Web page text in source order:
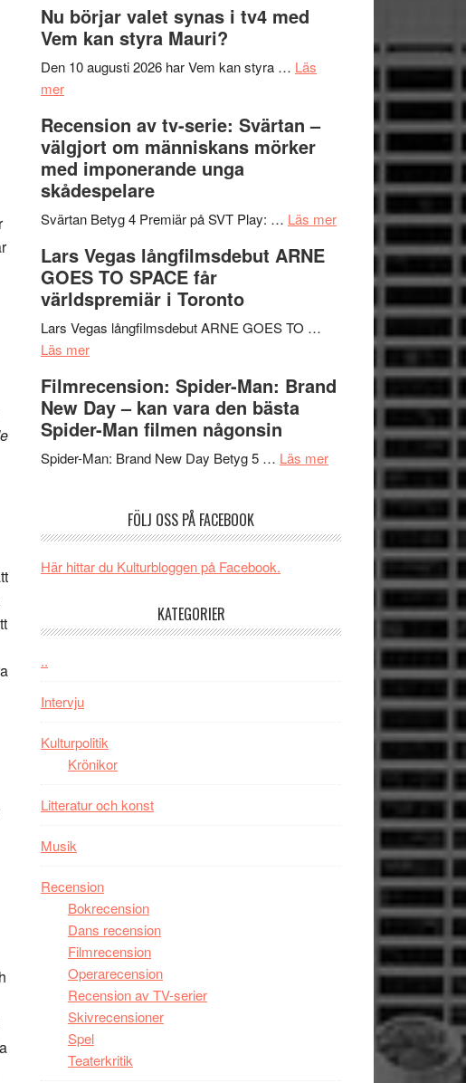
Shadow
en
storform
Nu börjar valet synas i tv4 med
Vem kan styra Mauri?
Den 10 augusti 2026 har Vem kan styra … Läs
merom
börjar
valet
synas
i
tv4
Vem
kan
styra
Mauri?
Recension av tv-serie: Svärtan –
välgjort om människans mörker
med imponerande unga
skådespelare
Svärtan Betyg 4 Premiär på SVT Play: … Läs merom
Recension
välgjort
människans
mörker
skådespelare
Lars Vegas långfilmsdebut ARNE
GOES TO SPACE får
världspremiär i Toronto
Lars Vegas långfilmsdebut ARNE GOES TO …
Läs merom
Vegas
långfilmsdebut
ARNE
GOES
världspremiär
i
Filmrecension: Spider-Man: Brand
New Day – kan vara den bästa
Spider-Man filmen någonsin
Spider-Man: Brand New Day Betyg 5 … Läs merom
Brand
kan
FÖLJ OSS PÅ FACEBOOK
Här hittar du Kulturbloggen på Facebook.
KATEGORIER
..
Intervju
Kulturpolitik
Krönikor
Litteratur och konst
Musik
Recension
Bokrecension
Dans recension
Filmrecension
Operarecension
Recension av TV-serier
Skivrecensioner
Spel
Teaterkritik